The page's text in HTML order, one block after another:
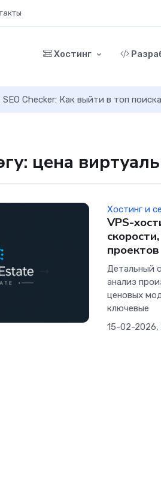
Хостинг
SEO Checker: Как выйти в топ
цена
Хостинг и
VPS-
проектов
Детальный
анализ
ценовых
ключевые
15-02-2026,